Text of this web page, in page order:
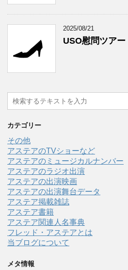
2025/08/21
USO慰問ツア
カテゴリー
その他
アステアのTVショーなど
アステアのミュージカルナンバー
アステアのラジオ出演
アステアの出演映画
アステアの出演舞台データ
アステア掲載雑誌
アステア書籍
アステア関連人名事典
フレッド・アステアとは
当ブログについて
メタ情報